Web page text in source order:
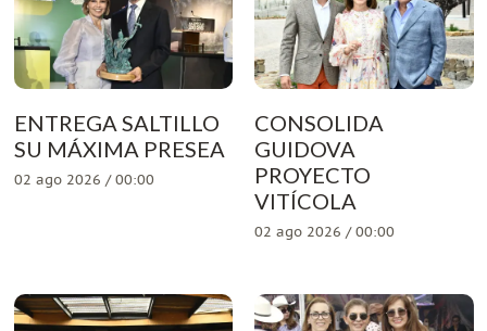
ENTREGA SALTILLO
SU MÁXIMA PRESEA
02 ago 2026 / 00:00
CONSOLIDA
GUIDOVA
PROYECTO
VITÍCOLA
02 ago 2026 / 00:00